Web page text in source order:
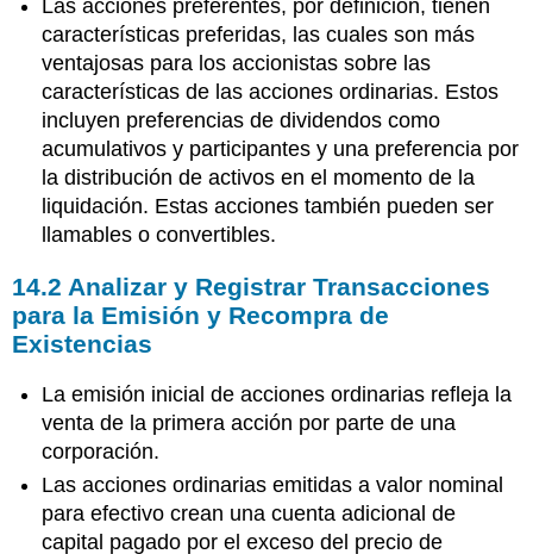
Las acciones preferentes, por definición, tienen
características preferidas, las cuales son más
ventajosas para los accionistas sobre las
características de las acciones ordinarias. Estos
incluyen preferencias de dividendos como
acumulativos y participantes y una preferencia por
la distribución de activos en el momento de la
liquidación. Estas acciones también pueden ser
llamables o convertibles.
14.2 Analizar y Registrar Transacciones
para la Emisión y Recompra de
Existencias
La emisión inicial de acciones ordinarias refleja la
venta de la primera acción por parte de una
corporación.
Las acciones ordinarias emitidas a valor nominal
para efectivo crean una cuenta adicional de
capital pagado por el exceso del precio de